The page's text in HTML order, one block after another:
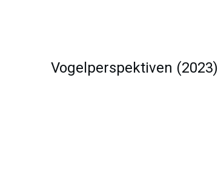
Vogelperspektiven (2023)